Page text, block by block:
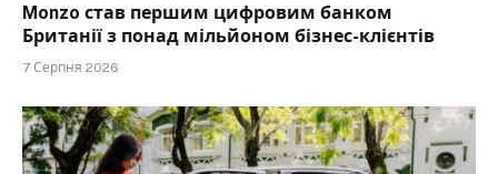
Monzo став першим цифровим банком
Британії з понад мільйоном бізнес-клієнтів
7 Серпня 2026